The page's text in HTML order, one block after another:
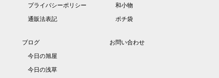
プライバシーポリシー
通販法表記
和小物
ポチ袋
ブログ
今日の旭屋
今日の浅草
お問い合わせ